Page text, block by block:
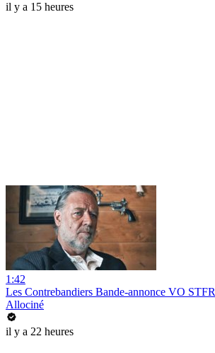
il y a 15 heures
1:42
Les Contrebandiers Bande-annonce VO STFR
Allociné
il y a 22 heures